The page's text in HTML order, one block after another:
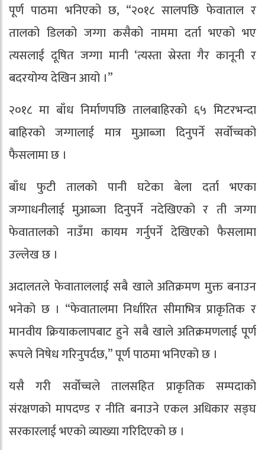
पूर्ण पाठमा भनिएको छ, “२०१८ सालपछि फेवाताल र
तालको डिलको जग्गा कसैको नाममा दर्ता भएको भए
त्यसलाई दूषित जग्गा मानी ‘त्यस्ता स्रेस्ता गैर कानूनी र
बदरयोग्य देखिन आयो ।”
२०१८ मा बाँध निर्माणपछि तालबाहिरको ६५ मिटरभन्दा
बाहिरको जग्गालाई मात्र मुआब्जा दिनुपर्ने सर्वोच्चको
फैसलामा छ ।
बाँध फुटी तालको पानी घटेका बेला दर्ता भएका
जग्गाधनीलाई मुआब्जा दिनुपर्ने नदेखिएको र ती जग्गा
फेवातालको नाउँमा कायम गर्नुपर्ने देखिएको फैसलामा
उल्लेख छ ।
अदालतले फेवाताललाई सबै खाले अतिक्रमण मुक्त बनाउन
भनेको छ । “फेवातालमा निर्धारित सीमाभित्र प्राकृतिक र
मानवीय क्रियाकलापबाट हुने सबै खाले अतिक्रमणलाई पूर्ण
रूपले निषेध गरिनुपर्दछ,” पूर्ण पाठमा भनिएको छ ।
यसै गरी सर्वोच्चले तालसहित प्राकृतिक सम्पदाको
संरक्षणको मापदण्ड र नीति बनाउने एकल अधिकार सङ्घ
सरकारलाई भएको व्याख्या गरिदिएको छ ।